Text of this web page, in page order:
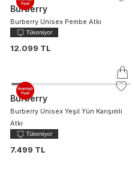
Burberry
Burberry Unisex Pembe Atkı
12.099 TL
Burberry
Burberry Unisex Yeşil Yün Karışımlı
Atkı
7.499 TL